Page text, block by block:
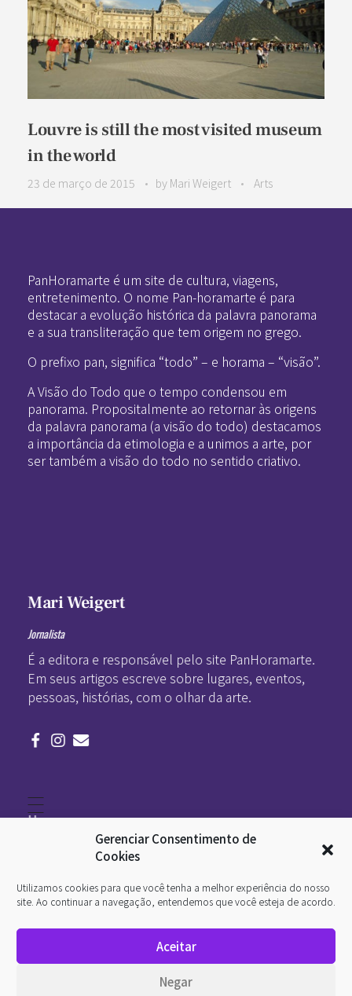
Gerenciar Consentimento de
Cookies
Utilizamos cookies para que você tenha a melhor experiência do nosso
site. Ao continuar a navegação, entendemos que você esteja de acordo.
Aceitar
Negar
Louvre is still the most visited museum
in the world
23 de março de 2015 by Mari Weigert Arts
PanHoramarte é um site de cultura, viagens,
entretenimento. O nome Pan-horamarte é para
destacar a evolução histórica da palavra panorama
e a sua transliteração que tem origem no grego.
O prefixo pan, significa “todo” – e horama – “visão”.
A Visão do Todo que o tempo condensou em
panorama. Propositalmente ao retornar às origens
da palavra panorama (a visão do todo) destacamos
a importância da etimologia e a unimos a arte, por
ser também a visão do todo no sentido criativo.
Mari Weigert
Jornalista
É a editora e responsável pelo site PanHoramarte.
Em seus artigos escreve sobre lugares, eventos,
pessoas, histórias, com o olhar da arte.
Home
Arte
O que é arte
InternetArt
Quem somos
viajamos nessa poética. Todos os direitos reservados